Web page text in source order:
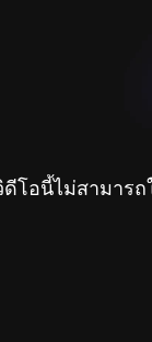
โอนี้ไม่สามาร